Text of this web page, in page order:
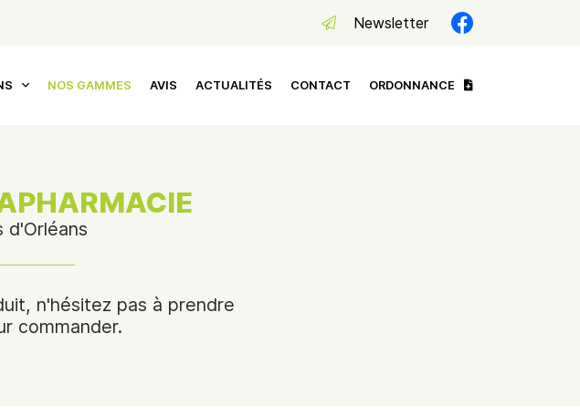
Newsletter
NOS GAMMES AVIS ACTUALITÉS CONTACT ORDONNANCE
d'Orléans
n'hésitez pas à prendre
commander.